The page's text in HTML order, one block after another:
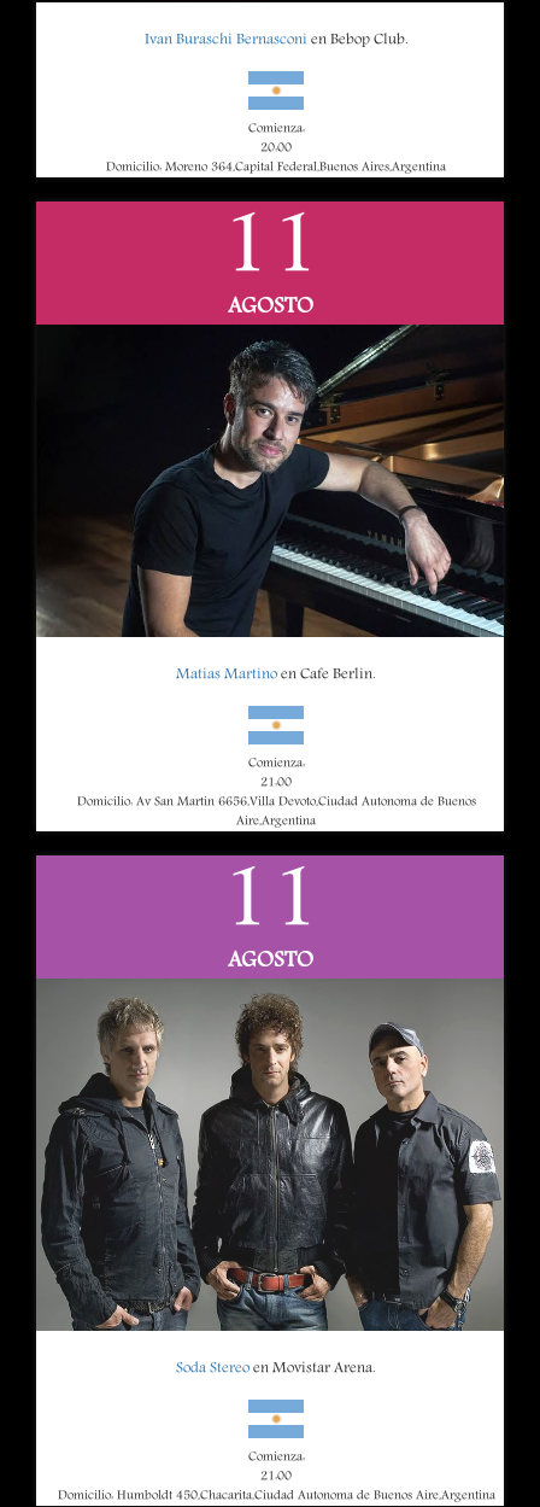
Ivan Buraschi Bernasconi en Bebop Club.
Comienza:
20:00
Domicilio: Moreno 364,Capital Federal,Buenos Aires,Argentina
11
AGOSTO
Matias Martinoen Cafe Berlin.
Comienza:
21:00
Domicilio: Av San Martin 6656,Villa Devoto,Ciudad Autonoma de Buenos
Aire,Argentina
11
AGOSTO
Soda Stereoen Movistar Arena.
Comienza:
21:00
Domicilio: Humboldt 450,Chacarita,Ciudad Autonoma de Buenos Aire,Argentina